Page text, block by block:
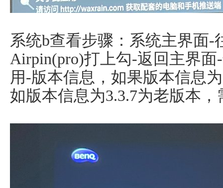
系统b查看步骤：系统主界面-
Airpin(pro)打上勾-返回主界
用-版本信息，如果版本信息
如版本信息为3.3.7为老版本